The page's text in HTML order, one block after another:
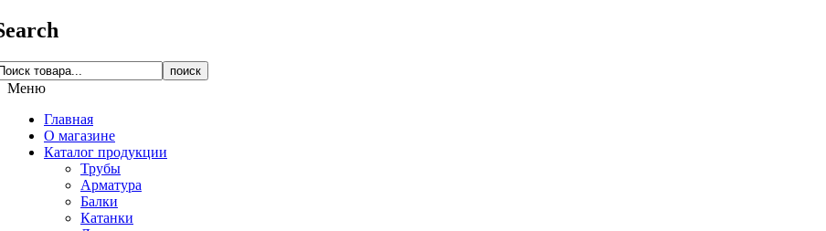
поиск
Меню
Главная
О магазине
Каталог продукции
Трубы
Арматура
Балки
Катанки